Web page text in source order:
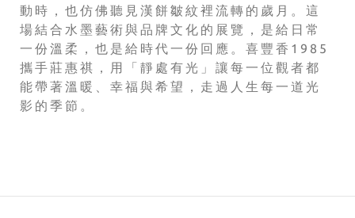
動時，也仿佛聽見漢餅皺紋裡流轉的歲月。這
場結合水墨藝術與品牌文化的展覽，是給日常
一份溫柔，也是給時代一份回應。喜豐香1985
攜手莊惠祺，用「靜處有光」讓每一位觀者都
能帶著溫暖、幸福與希望，走過人生每一道光
影的季節。